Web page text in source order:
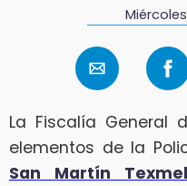
La Fiscalía General
elementos de la
San Martín